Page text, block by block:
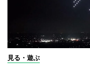
見る・遊ぶ